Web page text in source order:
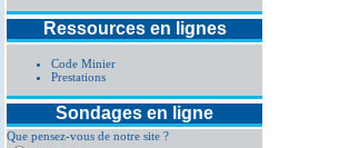
Ressources en lignes
Code Minier
Prestations
Sondages en ligne
Que pensez-vous de notre site ?